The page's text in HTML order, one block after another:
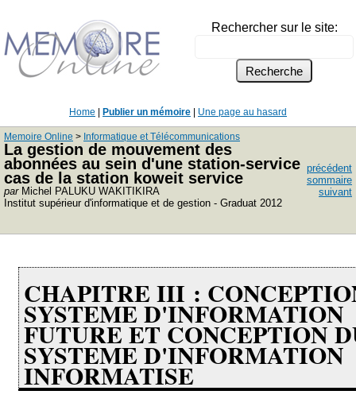
Rechercher sur le site:
Home Publier un mémoire Une page au hasard
Memoire Online > Informatique et Télécommunications
La gestion de mouvement des
abonnées au sein d'une station-service
cas de la station koweit service
parMichel PALUKU WAKITIKIRA
Institut supérieur d'informatique et de gestion - Graduat 2012
précédent
sommaire
suivant
CHAPITRE III :
SYSTEME D'INFORMATION
FUTURE ET CONCEPTION
SYSTEME D'INFORMATION
INFORMATISE